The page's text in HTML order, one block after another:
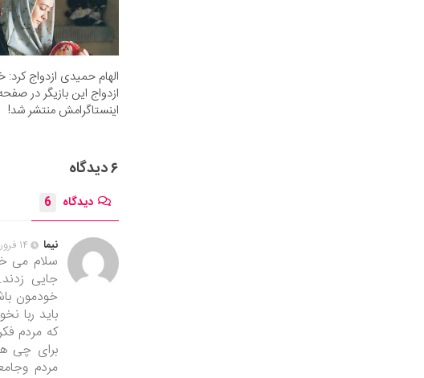
الهام حمیدی ازدواج کرد:
ازدواج این بازیگر در
اینستاگرامش منتشر شد!
۶ دیدگاه
دیدگاه 6
نیما ۱۴ فروردین, ۱۳۹۸ در ۴:۱۴ ق٫ظ
سلام می
جایی
خودمون
باید ربا
که مردم
برای چی
مردم